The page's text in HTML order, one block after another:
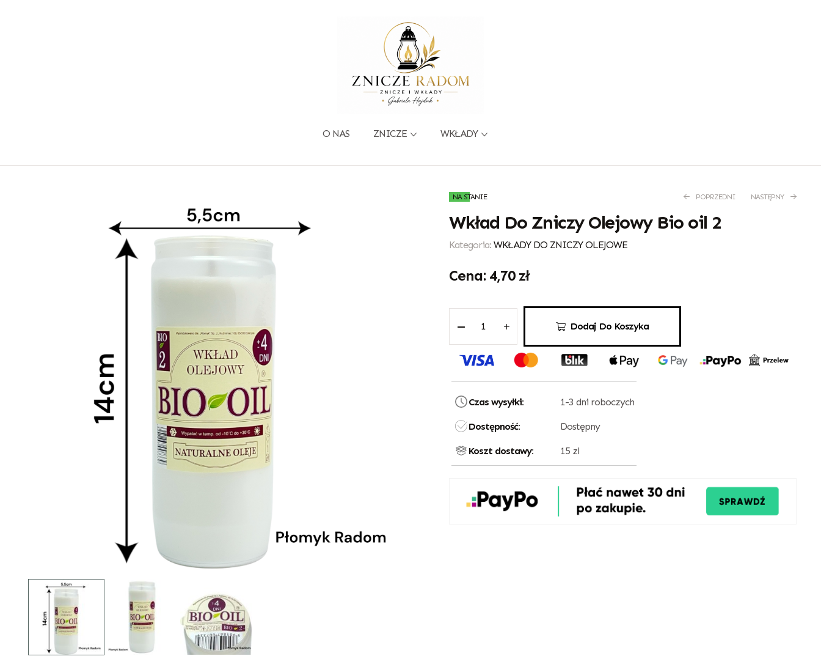
O NAS ZNICZE WKŁADY
NA STANIE POPRZEDNI NASTĘPNY
Wkład Do Zniczy Olejowy Bio oil 2
Kategoria:WKŁADY DO ZNICZY OLEJOWE
4,70 zł
Dodaj Do Koszyka
Czas wysyłki: 1-3 dni roboczych
Dostępność: Dostępny
Koszt dostawy: 15 zl